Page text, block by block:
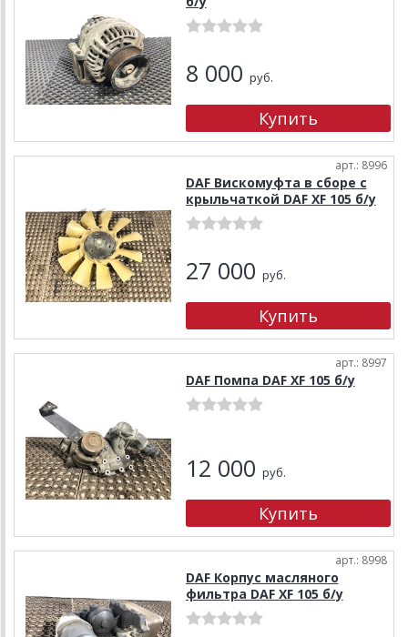
8 000 руб.
арт.: 8996
DAF Вискомуфта в сборе с
крыльчаткой DAF XF 105 б/у
27 000 руб.
арт.: 8997
DAF Помпа DAF XF 105 б/у
12 000 руб.
арт.: 8998
DAF Корпус масляного
фильтра DAF XF 105 б/у